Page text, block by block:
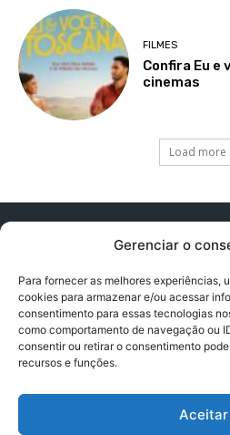
Gerenciar o
Para fornecer as melhores experiências,
cookies para armazenar e/ou acessar
consentimento para essas tecnologias
como comportamento de navegação ou
consentir ou retirar o consentimento
recursos e funções.
Aceitar
FILMES
Confira Eu e
cinemas
Load more
Contato:
Política de